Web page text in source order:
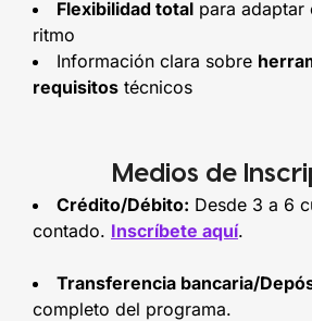
Flexibilidad total para adaptar
ritmo
Información clara sobre
requisitos técnicos
Medios de
Crédito/Débito: Desde 3 a 6
contado. Inscríbete aquí.
Transferencia bancaria/
completo del programa.